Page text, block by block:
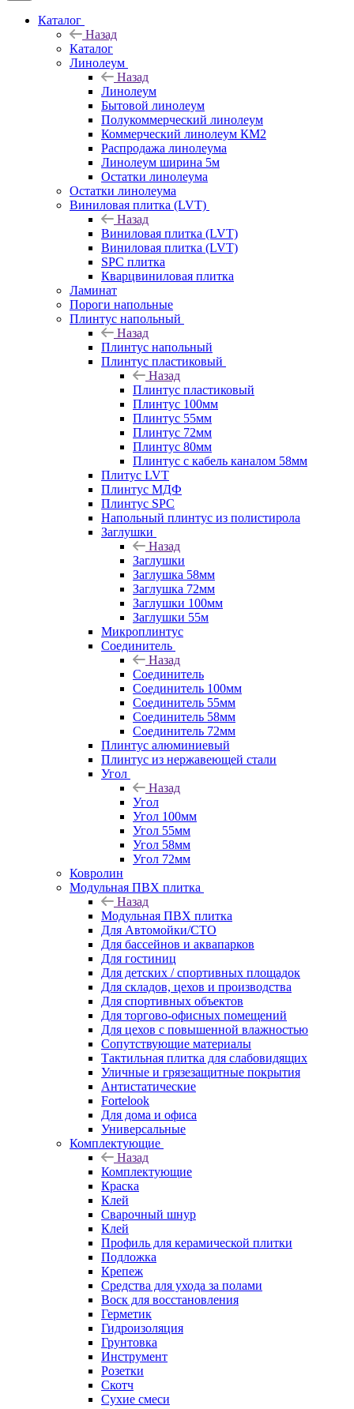
Каталог
Назад
Каталог
Линолеум
Назад
Линолеум
Бытовой линолеум
Полукоммерческий линолеум
Коммерческий линолеум КМ2
Распродажа линолеума
Линолеум ширина 5м
Остатки линолеума
Остатки линолеума
Виниловая плитка (LVT)
Назад
Виниловая плитка (LVT)
Виниловая плитка (LVT)
SPC плитка
Кварцвиниловая плитка
Ламинат
Пороги напольные
Плинтус напольный
Назад
Плинтус напольный
Плинтус пластиковый
Назад
Плинтус пластиковый
Плинтус 100мм
Плинтус 55мм
Плинтус 72мм
Плинтус 80мм
Плинтус с кабель каналом 58мм
Плитус LVT
Плинтус МДФ
Плинтус SPC
Напольный плинтус из полистирола
Заглушки
Назад
Заглушки
Заглушка 58мм
Заглушка 72мм
Заглушки 100мм
Заглушки 55м
Микроплинтус
Соединитель
Назад
Соединитель
Соединитель 100мм
Соединитель 55мм
Соединитель 58мм
Соединитель 72мм
Плинтус алюминиевый
Плинтус из нержавеющей стали
Угол
Назад
Угол
Угол 100мм
Угол 55мм
Угол 58мм
Угол 72мм
Ковролин
Модульная ПВХ плитка
Назад
Модульная ПВХ плитка
Для Автомойки/СТО
Для бассейнов и аквапарков
Для гостиниц
Для детских / спортивных площадок
Для складов, цехов и производства
Для спортивных объектов
Для торгово-офисных помещений
Для цехов с повышенной влажностью
Сопутствующие материалы
Тактильная плитка для слабовидящих
Уличные и грязезащитные покрытия
Антистатические
Fortelook
Для дома и офиса
Универсальные
Комплектующие
Назад
Комплектующие
Краска
Клей
Сварочный шнур
Клей
Профиль для керамической плитки
Подложка
Крепеж
Средства для ухода за полами
Воск для восстановления
Герметик
Гидроизоляция
Грунтовка
Инструмент
Розетки
Скотч
Сухие смеси